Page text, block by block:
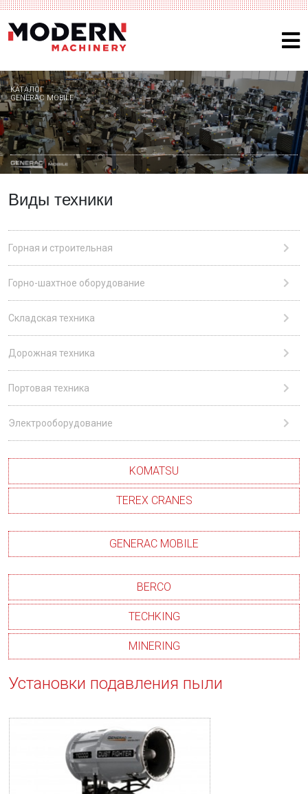
КАТАЛОГ
GENERAC MOBILE
Виды техники
Горная и строительная
Горно-шахтное оборудование
Складская техника
Дорожная техника
Портовая техника
Электрооборудование
KOMATSU
TEREX CRANES
GENERAC MOBILE
BERCO
TECHKING
MINERING
Установки подавления пыли